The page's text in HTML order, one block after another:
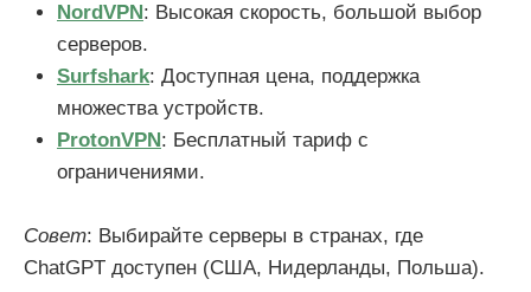
NordVPN: Высокая скорость, большой выбор
серверов.
Surfshark: Доступная цена, поддержка
множества устройств.
ProtonVPN: Бесплатный тариф с
ограничениями.
Совет: Выбирайте серверы в странах, где
ChatGPT доступен (США, Нидерланды, Польша).